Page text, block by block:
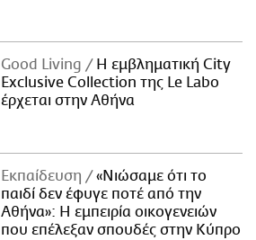
Good Living
Η εμβληματική City
Exclusive Collection της Le Labo
έρχεται στην Αθήνα
Εκπαίδευση
«Νιώσαμε ότι το
παιδί δεν έφυγε ποτέ από την
Αθήνα»: Η εμπειρία οικογενειών
που επέλεξαν σπουδές στην Κύπρο